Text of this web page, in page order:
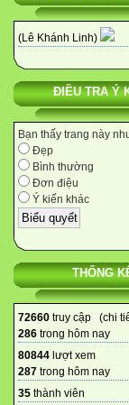
(Lê Khánh Linh)
ĐIỀU TRA Ý
Bạn thấy trang này
Đẹp
Bình thường
Đơn điệu
Ý kiến khác
THỐNG
72660 truy cập (chi
286 trong hôm nay
80844 lượt xem
287 trong hôm nay
35 thành viên